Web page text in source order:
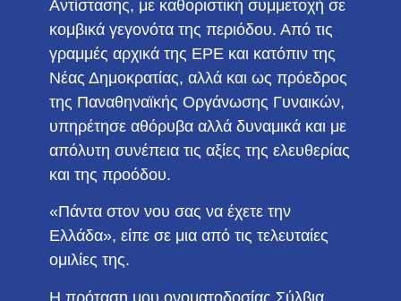
Αντίστασης, με καθοριστική συμμετοχή σε
κομβικά γεγονότα της περιόδου. Από τις
γραμμές αρχικά της ΕΡΕ και κατόπιν της
Νέας Δημοκρατίας, αλλά και ως πρόεδρος
της Παναθηναϊκής Οργάνωσης Γυναικών,
υπηρέτησε αθόρυβα αλλά δυναμικά και με
απόλυτη συνέπεια τις αξίες της ελευθερίας
και της προόδου.
«Πάντα στον νου σας να έχετε την
Ελλάδα», είπε σε μια από τις τελευταίες
ομιλίες της.
Η πρόταση μου ονοματοδοσίας Σύλβια